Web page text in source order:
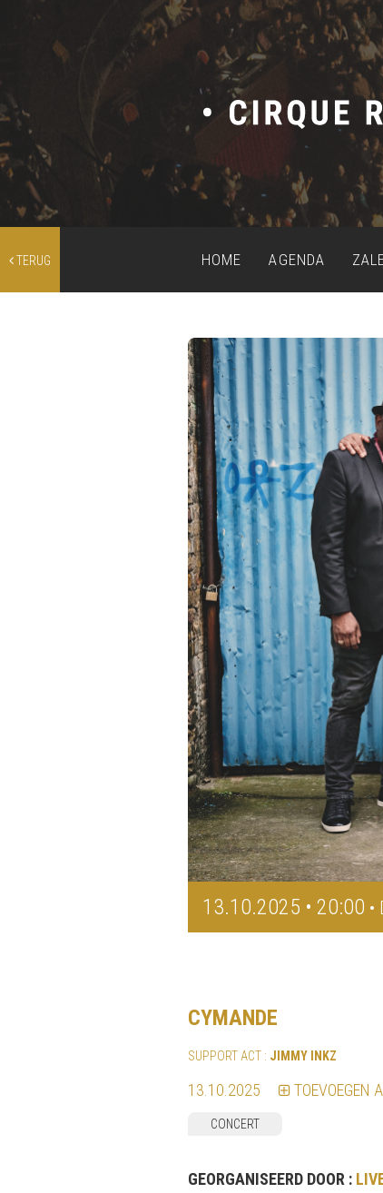
TERUG HOME AGENDA
13.10.2025 • 20:00 •
CYMANDE
SUPPORT ACT : JIMMY INKZ
13.10.2025 TOEVOEGEN
CONCERT
GEORGANISEERD DOOR :